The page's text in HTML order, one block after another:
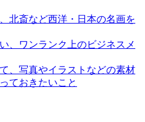
北斎など西洋・日本の名画を
、ワンランク上のビジネスメ
、写真やイラストなどの素材
ておきたいこと